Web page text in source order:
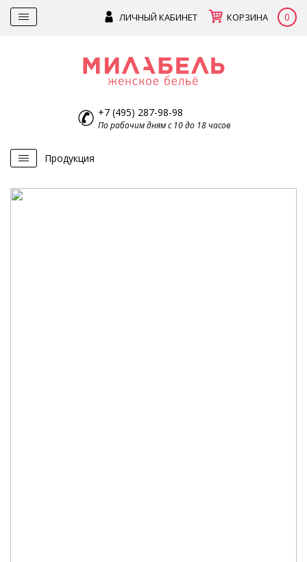
ЛИЧНЫЙ КАБИНЕТ КОРЗИНА 0
+7 (495) 287-98-98
По рабочим дням с 10 до 18 часов
Продукция